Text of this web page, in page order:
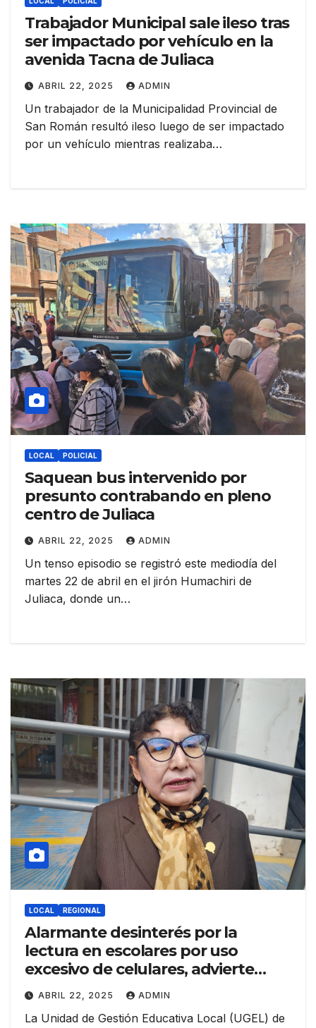
Trabajador Municipal sale ileso tras
ser impactado por vehículo en la
avenida Tacna de Juliaca
ABRIL 22, 2025 ADMIN
Un trabajador de la Municipalidad Provincial de
San Román resultó ileso luego de ser impactado
por un vehículo mientras realizaba…
LOCAL POLICIAL
Saquean bus intervenido por
presunto contrabando en pleno
centro de Juliaca
ABRIL 22, 2025 ADMIN
Un tenso episodio se registró este mediodía del
martes 22 de abril en el jirón Humachiri de
Juliaca, donde un…
LOCAL REGIONAL
Alarmante desinterés por la
lectura en escolares por uso
excesivo de celulares, advierte
UGEL San Román
ABRIL 22, 2025 ADMIN
La Unidad de Gestión Educativa Local (UGEL) de